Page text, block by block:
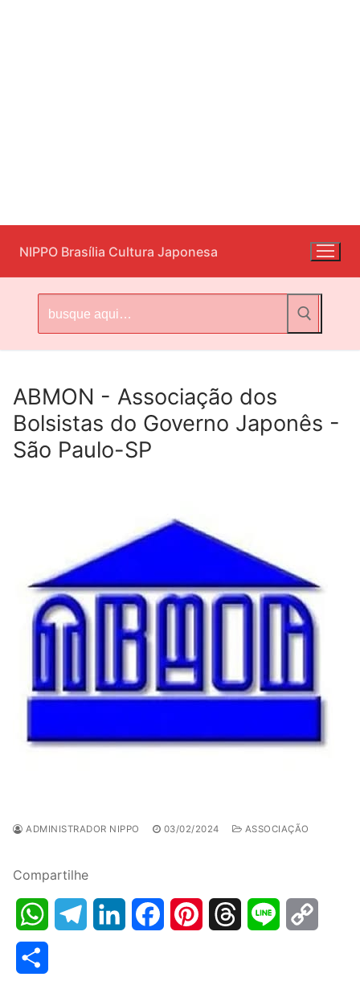
para
o
conteúdo
NIPPO Brasília Cultura Japonesa
por:
ABMON - Associação dos
Bolsistas do Governo Japonês -
São Paulo-SP
ADMINISTRADOR NIPPO 03/02/2024 ASSOCIAÇÃO
Compartilhe
WhatsAppTelegramLinkedInFacebookPinterestThreads Line